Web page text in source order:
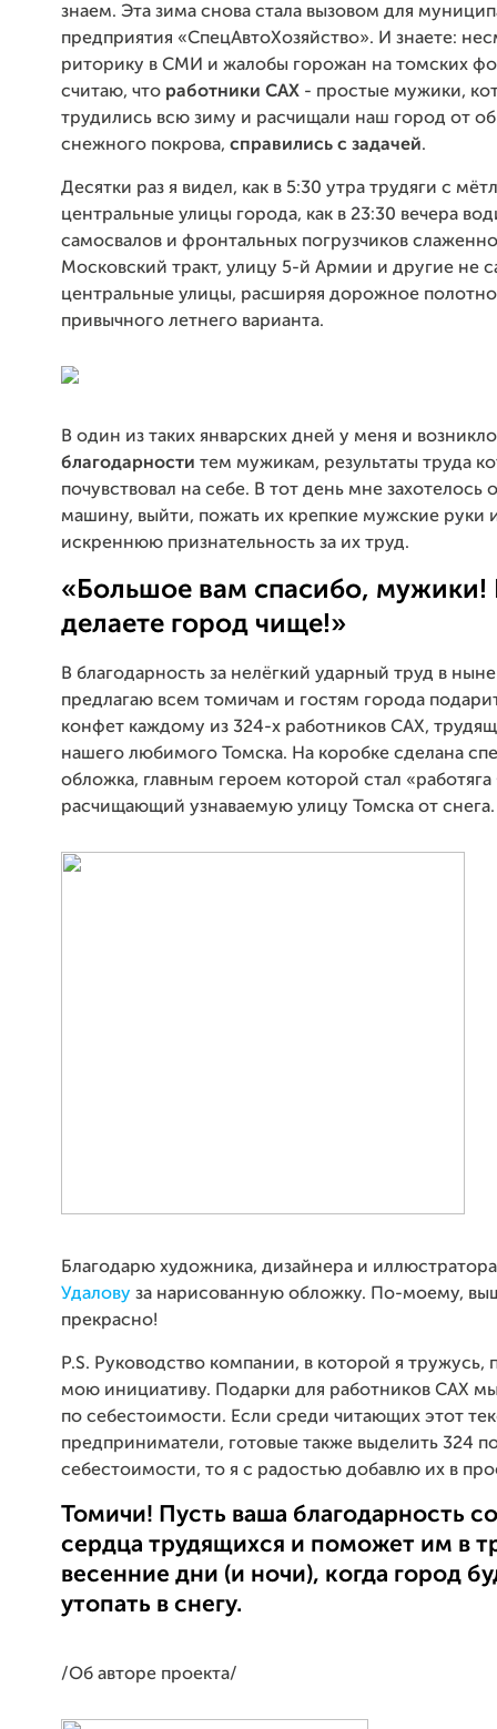
знаем. Эта зима снова стала вызовом для
предприятия «СпецАвтоХозяйство». И знаете:
риторику в СМИ и жалобы горожан на томских
считаю, что работники САХ - простые мужики,
трудились всю зиму и расчищали наш город от
снежного покрова, справились с задачей.
Десятки раз я видел, как в 5:30 утра трудяги с
центральные улицы города, как в 23:30 вечера
самосвалов и фронтальных погрузчиков
Московский тракт, улицу 5-й Армии и другие не
центральные улицы, расширяя дорожное
привычного летнего варианта.
В один из таких январских дней у меня и
благодарности тем мужикам, результаты труда
почувствовал на себе. В тот день мне захотелось
машину, выйти, пожать их крепкие мужские руки
искреннюю признательность за их труд.
«Большое вам спасибо, мужики!
делаете город чище!»
В благодарность за нелёгкий ударный труд в
предлагаю всем томичам и гостям города
конфет каждому из 324-х работников САХ,
нашего любимого Томска. На коробке сделана
обложка, главным героем которой стал
расчищающий узнаваемую улицу Томска от снега.
Благодарю художника, дизайнера и
Удалову за нарисованную обложку. По-моему,
прекрасно!
P.S. Руководство компании, в которой я тружусь,
мою инициативу. Подарки для работников САХ
по себестоимости. Если среди читающих этот
предприниматели, готовые также выделить 324
себестоимости, то я с радостью добавлю их в
Томичи! Пусть ваша благодарность
сердца трудящихся и поможет им в
весенние дни (и ночи), когда город
утопать в снегу.
/Об авторе проекта/